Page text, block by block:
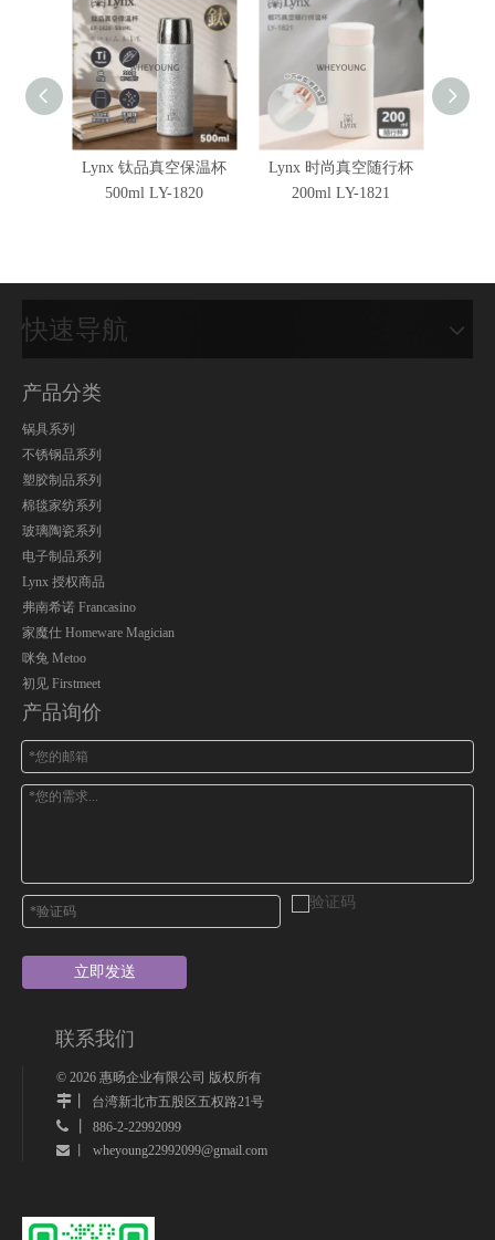
Lynx 钛品真空保温杯
500ml LY-1820
Lynx 时尚真空随行杯
200ml LY-1821
快速导航
产品分类
锅具系列
不锈钢品系列
塑胶制品系列
棉毯家纺系列
玻璃陶瓷系列
电子制品系列
Lynx 授权商品
弗南希诺 Francasino
家魔仕 Homeware Magician
咪兔 Metoo
初见 Firstmeet
产品询价
立即发送
联系我们
© 2026 惠旸企业有限公司 版权所有
丨 台湾新北市五股区五权路21号
 丨 886-2-22992099
 丨 wheyoung22992099@gmail.com